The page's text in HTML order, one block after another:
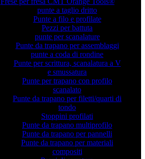
punte a taglio dritto
Punte a filo e profilate
Pezzi per battuta
punte per scanalature
Punte da trapano per assemblaggi
punte a coda di rondine
Punte per scrittura, scanalatura a V
e smussatura
Punte per trapano con profilo
scanalato
Punte da trapano per filetti/quarti di
tondo
Stoppini profilati
Punte da trapano multiprofilo
Punte da trapano per pannelli
Punte da trapano per materiali
compositi